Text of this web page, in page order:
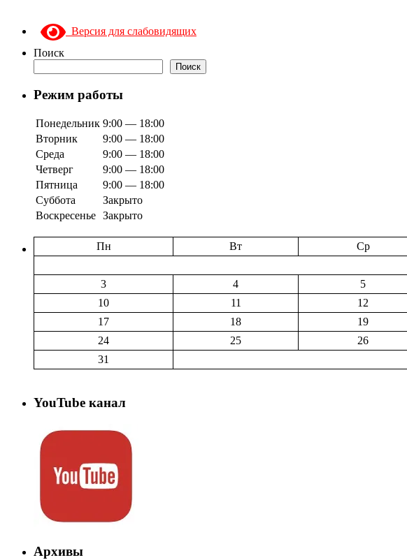
Версия для слабовидящих
Поиск
Поиск
Режим работы
Понедельник 9:00 — 18:00
Вторник
9:00 — 18:00
Среда
9:00 — 18:00
Четверг
9:00 — 18:00
Пятница
9:00 — 18:00
Суббота
Закрыто
Воскресенье Закрыто
Пн
Вт Ср
3
4 5
10
11 12
17
18 19
24
25 26
31
YouTube канал
Архивы